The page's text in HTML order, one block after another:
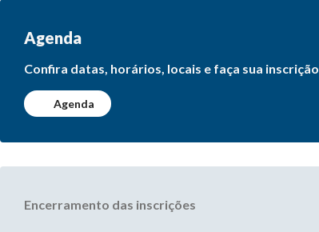
Agenda
Confira datas, horários, locais e faça sua inscrição
Agenda
Encerramento das inscrições